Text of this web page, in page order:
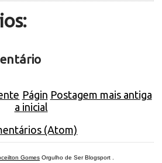
Postagem mais antiga
Págin
a inicial
(Atom)
Gomes Orgulho de Ser Blogsport